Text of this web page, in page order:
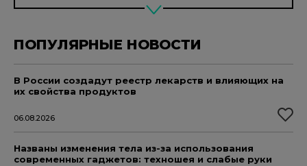
ПОПУЛЯРНЫЕ НОВОСТИ
В России создадут реестр лекарств и влияющих на
их свойства продуктов
06.08.2026
Названы изменения тела из-за использования
современных гаджетов: техношея и слабые руки